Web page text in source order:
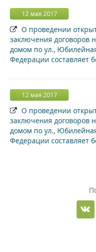
12 мая 2017
О проведении
заключения договоров
домом по ул.,
Федерации составляет
12 мая 2017
О проведении
заключения договоров
домом по ул.,
Федерации составляет